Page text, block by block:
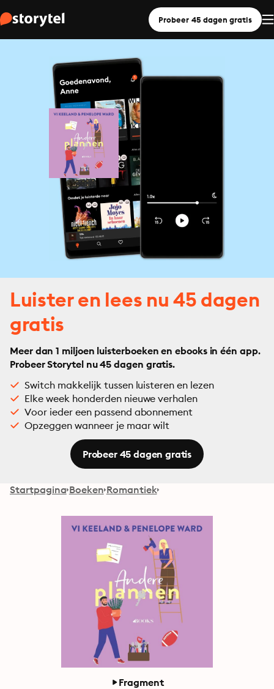
Probeer 45 dagen gratis
Luister en lees nu 45 dagen
gratis
Meer dan 1 miljoen luisterboeken en ebooks in één app.
Probeer Storytel nu 45 dagen gratis.
Switch makkelijk tussen luisteren en lezen
Elke week honderden nieuwe verhalen
Voor ieder een passend abonnement
Opzeggen wanneer je maar wilt
Probeer 45 dagen gratis
Startpagina Boeken Romantiek
Fragment